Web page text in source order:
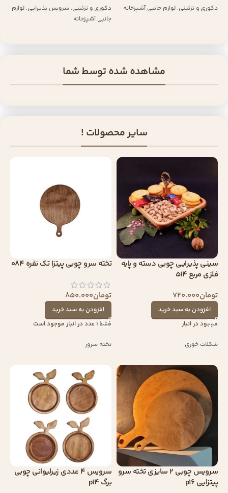
دکوری و تزئینی,لوازم جانبی آشپزخانه دکوری و تزئینی,سرویس پذیرایی,لوازم
جانبی آشپزخانه
مشاهده شده توسط شما
سایر محصولات !
سینی پذیرایی چوبی دسته و پایه
فلزی مربع 514
تومان720.000
افزودن به سبد خرید
موجود در انبار
شکلات خوری
تخته سرو چوبی پیتزا تک نفره 084
تومان850.000
افزودن به سبد خرید
فقط 1 عدد در انبار موجود است
تخته سرور
سرویس چوبی 2 سایزی تخته سرو
پیتزایی p16
سرویس 4 عددی زیرلیوانی چوبی
برگ p14